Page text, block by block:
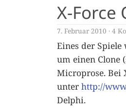
X-Force
7. Februar 2010 4
Eines der
um einen Clone
Microprose. Bei
unter http://
Delphi.